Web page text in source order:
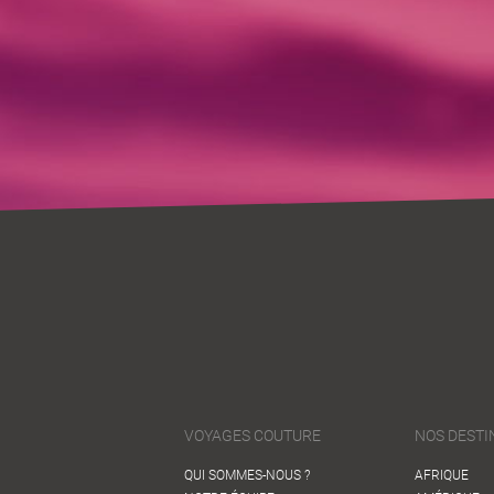
VOYAGES COUTURE
QUI SOMMES-NOUS ?
NOS
AFRIQUE